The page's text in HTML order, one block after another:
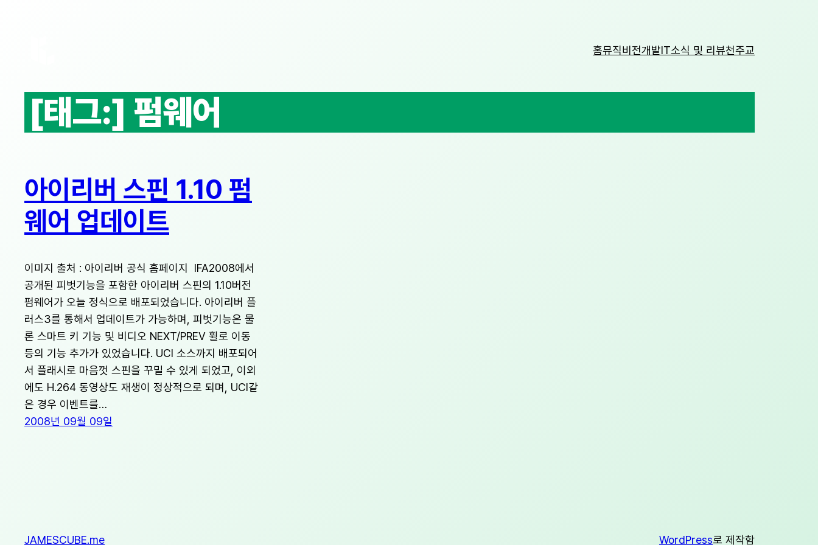
홈뮤직비전개발IT소식 및 리뷰천주교
[태그:] 펌웨어
아이리버 스핀 1.10 펌
웨어 업데이트
이미지 출처 : 아이리버 공식 홈페이지 IFA2008에서
공개된 피벗기능을 포함한 아이리버 스핀의 1.10버전
펌웨어가 오늘 정식으로 배포되었습니다. 아이리버 플
러스3를 통해서 업데이트가 가능하며, 피벗기능은 물
론 스마트 키 기능 및 비디오 NEXT/PREV 휠로 이동
등의 기능 추가가 있었습니다. UCI 소스까지 배포되어
서 플래시로 마음껏 스핀을 꾸밀 수 있게 되었고, 이외
에도 H.264 동영상도 재생이 정상적으로 되며, UCI같
은 경우 이벤트를…
2008년 09월 09일
JAMESCUBE.me WordPress로 제작함